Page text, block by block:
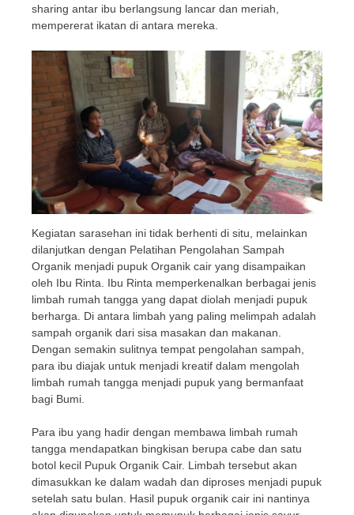
sharing antar ibu berlangsung lancar dan meriah,
mempererat ikatan di antara mereka.
Kegiatan sarasehan ini tidak berhenti di situ, melainkan
dilanjutkan dengan Pelatihan Pengolahan Sampah
Organik menjadi pupuk Organik cair yang disampaikan
oleh Ibu Rinta. Ibu Rinta memperkenalkan berbagai jenis
limbah rumah tangga yang dapat diolah menjadi pupuk
berharga. Di antara limbah yang paling melimpah adalah
sampah organik dari sisa masakan dan makanan.
Dengan semakin sulitnya tempat pengolahan sampah,
para ibu diajak untuk menjadi kreatif dalam mengolah
limbah rumah tangga menjadi pupuk yang bermanfaat
bagi Bumi.
Para ibu yang hadir dengan membawa limbah rumah
tangga mendapatkan bingkisan berupa cabe dan satu
botol kecil Pupuk Organik Cair. Limbah tersebut akan
dimasukkan ke dalam wadah dan diproses menjadi pupuk
setelah satu bulan. Hasil pupuk organik cair ini nantinya